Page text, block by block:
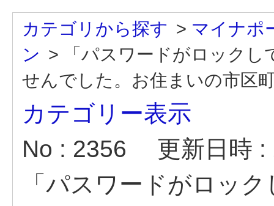
カテゴリから探す > マイナポ
ン >
「パスワードがロック
せんでした。お住まいの市区
カテゴリー表示
No : 2356
更新日時
「パスワードがロッ